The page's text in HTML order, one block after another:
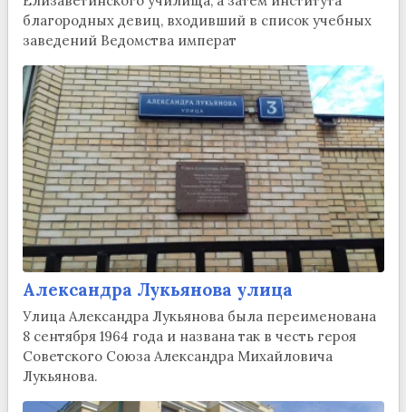
благородных девиц, входивший в список учебных
заведений Ведомства императ
Александра Лукьянова улица
Улица Александра Лукьянова была переименована
8 сентября 1964 года и названа так в честь героя
Советского Союза Александра Михайловича
Лукьянова.